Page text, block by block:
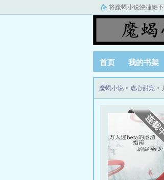
将魔蝎小说快捷键
首页 我的书架
魔蝎小说 > 虐心甜宠 >